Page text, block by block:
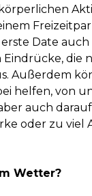
Date
die
Außerdem
helfen, von
auch
oder zu viel
Wetter?